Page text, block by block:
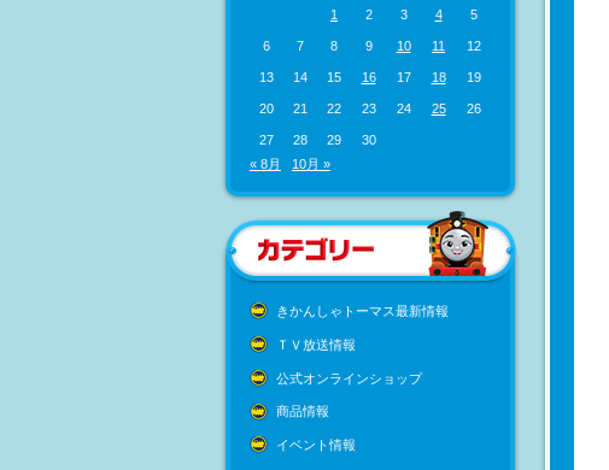
1
2 3 4 5
6 7 8 9 10 11 12
13 14 15 16 17 18 19
20 21 22 23 24 25 26
27 28 29
30
« 8月
10月 »
きかんしゃトーマス最新情報
ＴＶ放送情報
公式オンラインショップ
商品情報
イベント情報